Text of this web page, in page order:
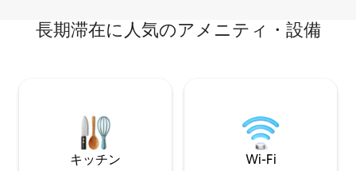
長期滞在に人気のアメニティ・設備
キッチン Wi-Fi